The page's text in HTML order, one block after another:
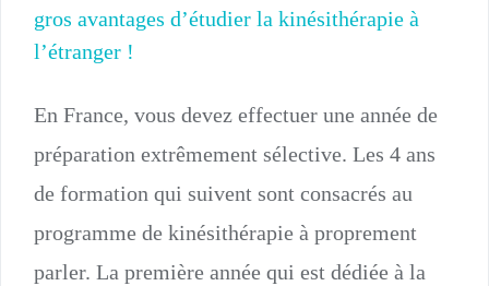
gros avantages d’étudier la kinésithérapie à
l’étranger !
En France, vous devez effectuer une année de
préparation extrêmement sélective. Les 4 ans
de formation qui suivent sont consacrés au
programme de kinésithérapie à proprement
parler. La première année qui est dédiée à la